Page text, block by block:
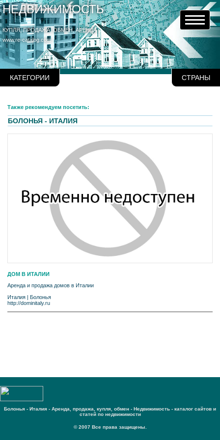
НЕДВИЖИМОСТЬ
КУПЛЯ, ПРОДАЖА, ОБМЕН, АРЕНДА
www.re-catalog.com
КАТЕГОРИИ СТРАНЫ
Также рекомендуем посетить:
БОЛОНЬЯ - ИТАЛИЯ
ДОМ В ИТАЛИИ
Аренда и продажа домов в Италии
Италия
Болонья
http://dominitaly.ru
Болонья - Италия - Аренда, продажа, купля, обмен - Недвижимость - каталог сайтов и
статей по недвижимости
© 2007 Все права защищены.